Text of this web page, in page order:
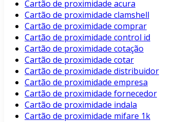
Cartão de proximidade acura
Cartão de proximidade clamshell
Cartão de proximidade comprar
Cartão de proximidade control id
Cartão de proximidade cotação
Cartão de proximidade cotar
Cartão de proximidade distribuidor
Cartão de proximidade empresa
Cartão de proximidade fornecedor
Cartão de proximidade indala
Cartão de proximidade mifare 1k